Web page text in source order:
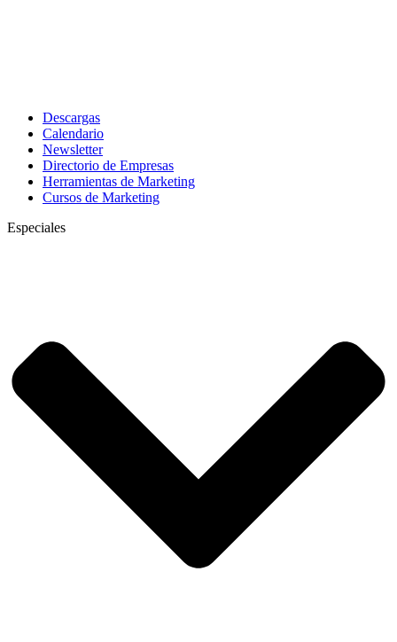
Descargas
Calendario
Newsletter
Directorio de Empresas
Herramientas de Marketing
Cursos de Marketing
Especiales